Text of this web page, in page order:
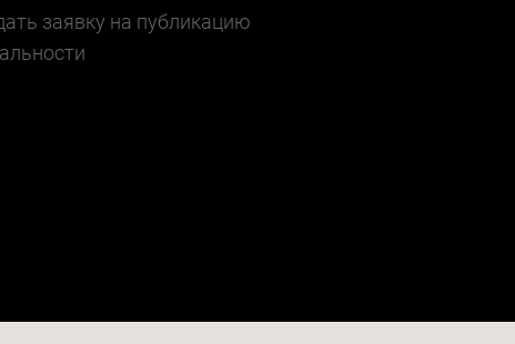
заявку на публикацию